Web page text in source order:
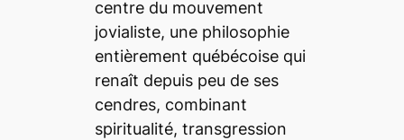
centre du mouvement
jovialiste, une philosophie
entièrement québécoise qui
renaît depuis peu de ses
cendres, combinant
spiritualité, transgression